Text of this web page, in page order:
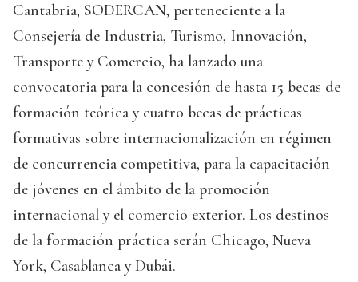
Cantabria, SODERCAN, perteneciente a la
Consejería de Industria, Turismo, Innovación,
Transporte y Comercio, ha lanzado una
convocatoria para la concesión de hasta 15 becas de
formación teórica y cuatro becas de prácticas
formativas sobre internacionalización en régimen
de concurrencia competitiva, para la capacitación
de jóvenes en el ámbito de la promoción
internacional y el comercio exterior. Los destinos
de la formación práctica serán Chicago, Nueva
York, Casablanca y Dubái.